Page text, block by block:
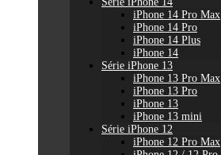
iPhone 14 Pro Max
iPhone 14 Pro
iPhone 14 Plus
iPhone 14
Série iPhone 13
iPhone 13 Pro Max
iPhone 13 Pro
iPhone 13
iPhone 13 mini
Série iPhone 12
iPhone 12 Pro Max